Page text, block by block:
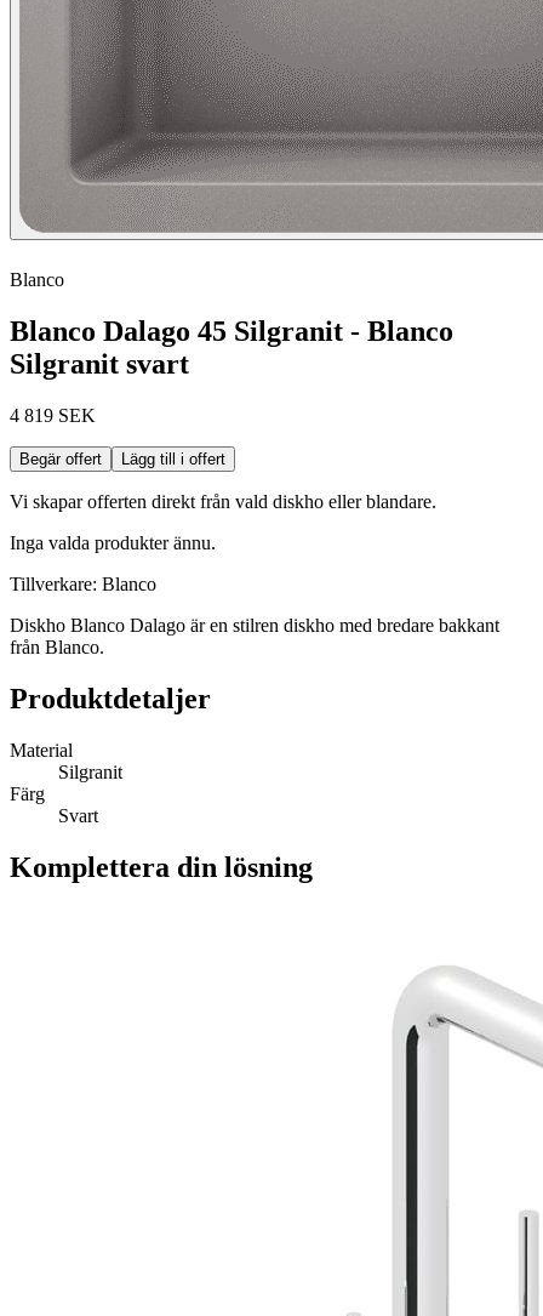
Blanco
Blanco Dalago 45 Silgranit - Blanco
Silgranit svart
4 819 SEK
Begär offert Lägg till i offert
Vi skapar offerten direkt från vald diskho eller blandare.
Inga valda produkter ännu.
Tillverkare: Blanco
Diskho Blanco Dalago är en stilren diskho med bredare bakkant
från Blanco.
Produktdetaljer
Material
Silgranit
Färg
Svart
Komplettera din lösning